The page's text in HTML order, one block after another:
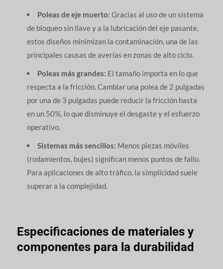
Poleas de eje muerto: Gracias al uso de un sistema
de bloqueo sin llave y a la lubricación del eje pasante,
estos diseños minimizan la contaminación, una de las
principales causas de averías en zonas de alto ciclo.
Poleas más grandes: El tamaño importa en lo que
respecta a la fricción. Cambiar una polea de 2 pulgadas
por una de 3 pulgadas puede reducir la fricción hasta
en un 50%, lo que disminuye el desgaste y el esfuerzo
operativo.
Sistemas más sencillos: Menos piezas móviles
(rodamientos, bujes) significan menos puntos de fallo.
Para aplicaciones de alto tráfico, la simplicidad suele
superar a la complejidad.
Especificaciones de materiales y
componentes para la durabilidad